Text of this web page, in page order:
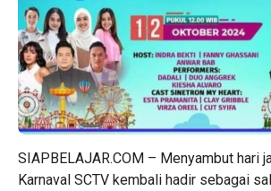
SIAPBELAJAR.COM – Menyambut hari
Karnaval SCTV kembali hadir sebagai